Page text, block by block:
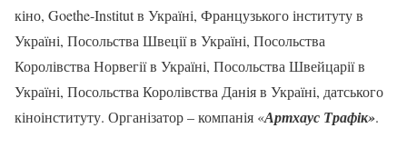
кіно, Goethe-Institut в Україні, Французького інституту в
Україні, Посольства Швеції в Україні, Посольства
Королівства Норвегії в Україні, Посольства Швейцарії в
Україні, Посольства Королівства Данія в Україні, датського
кіноінституту. Організатор – компанія «Артхаус Трафік».